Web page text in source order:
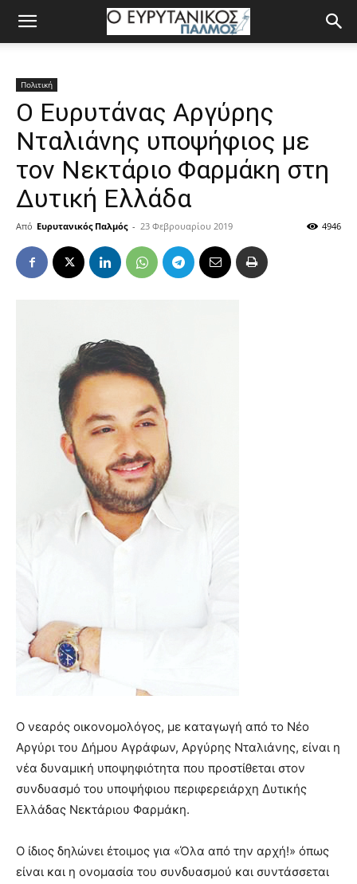
Πολιτική
Ο Ευρυτάνας Αργύρης
Νταλιάνης υποψήφιος με
τον Νεκτάριο Φαρμάκη στη
Δυτική Ελλάδα
Από Ευρυτανικός Παλμός - 23 Φεβρουαρίου 2019 4946
O νεαρός οικονομολόγος, με καταγωγή από το Νέο
Αργύρι του Δήμου Αγράφων, Αργύρης Νταλιάνης, είναι η
νέα δυναμική υποψηφιότητα που προστίθεται στον
συνδυασμό του υποψήφιου περιφερειάρχη Δυτικής
Ελλάδας Νεκτάριου Φαρμάκη.
Ο ίδιος δηλώνει έτοιμος για «Όλα από την αρχή!» όπως
είναι και η ονομασία του συνδυασμού και συντάσσεται